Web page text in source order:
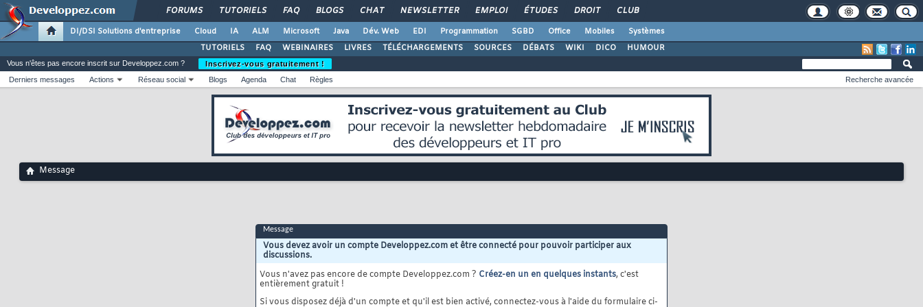
FORUMS TUTORIELS FAQ BLOGS CHAT NEWSLETTER EMPLOI ÉTUDES DROIT CLUB
DI/DSI Solutions d'entreprise Cloud IA ALM Microsoft Java Dév. Web EDI Programmation SGBD Office Mobiles
Systèmes
TUTORIELS
FAQ WEBINAIRES LIVRES TÉLÉCHARGEMENTS SOURCES DÉBATS WIKI DICO HUMOUR
Vous n'êtes pas encore inscrit sur Developpez.com ?
Inscrivez-vous gratuitement !
Derniers messages
Actions Réseau social Blogs Agenda Chat Règles Recherche avancée
Message
Message
Vous devez avoir un compte Developpez.com et être connecté pour pouvoir participer aux
discussions.
Vous n'avez pas encore de compte Developpez.com ? Créez-en un en quelques instants, c'est
entièrement gratuit !
Si vous disposez déjà d'un compte et qu'il est bien activé, connectez-vous à l'aide du formulaire ci-